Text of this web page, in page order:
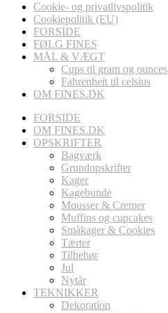
Cookie- og privatlivspolitik
Cookiepolitik (EU)
FORSIDE
FØLG FINES
MÅL & VÆGT
Cups til gram og ounces
Fahrenheit til celsius
OM FINES.DK
FORSIDE
OM FINES.DK
OPSKRIFTER
Bagværk
Grundopskrifter
Kager
Kagebunde
Mousser & Cremer
Muffins og cupcakes
Småkager & Cookies
Tærter
Tilbehør
Jul
Nytår
TEKNIKKER
Dekoration